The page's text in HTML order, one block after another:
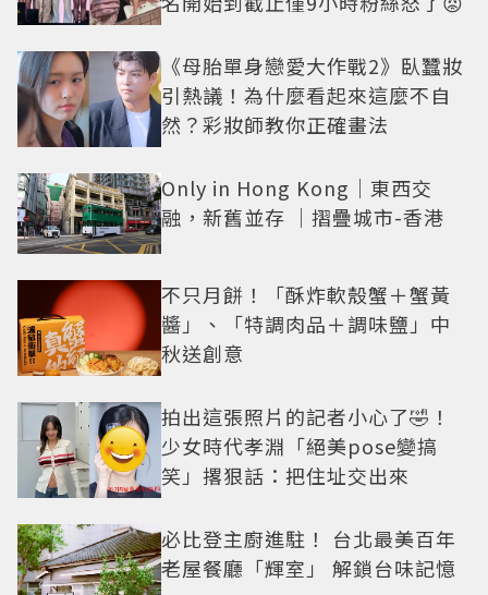
《母胎單身戀愛大作戰2》臥蠶妝
引熱議！為什麼看起來這麼不自
然？彩妝師教你正確畫法
Only in Hong Kong｜東西交
融，新舊並存 ｜摺疊城市-香港
不只月餅！「酥炸軟殼蟹＋蟹黃
醬」、「特調肉品＋調味鹽」中
秋送創意
拍出這張照片的記者小心了🤣！
少女時代孝淵「絕美pose變搞
笑」撂狠話：把住址交出來
必比登主廚進駐！ 台北最美百年
老屋餐廳「輝室」 解鎖台味記憶